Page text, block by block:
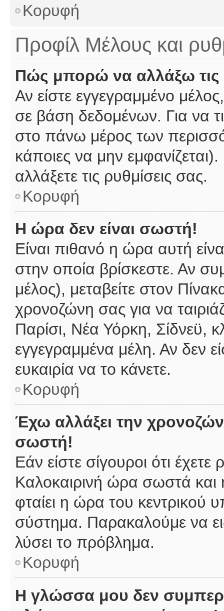
Κορυφή
Προφίλ Μέλους και
Πώς μπορώ να αλλάξω τις
Αν είστε εγγεγραμμένο
σε βάση δεδομένων. Για να
στο πάνω μέρος των
κάποιες να μην
αλλάξετε τις ρυθμίσεις σας.
Κορυφή
Η ώρα δεν είναι σωστή!
Είναι πιθανό η ώρα αυτή
στην οποία βρίσκεστε. Αν
μέλος), μεταβείτε στον
χρονοζώνη σας για να
Παρίσι, Νέα Υόρκη, Σίδνεϋ,
εγγεγραμμένα μέλη. Αν δεν
ευκαιρία να το κάνετε.
Κορυφή
Έχω αλλάξει την
σωστή!
Εάν είστε σίγουροι ότι
Καλοκαιρινή ώρα σωστά και
φταίει η ώρα του κεντρικού
σύστημα. Παρακαλούμε να
λύσει το πρόβλημα.
Κορυφή
Η γλώσσα μου δεν